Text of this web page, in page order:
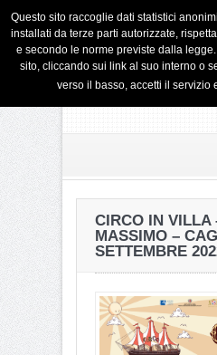
CIRCO IN VILLA
MASSIMO –
SETTEMBRE
Questo sito raccoglie dati statistici
installati da terze parti autorizzate,
e secondo le norme previste dalla
sito, cliccando sui link al suo interno o
verso il basso, accetti il servizio